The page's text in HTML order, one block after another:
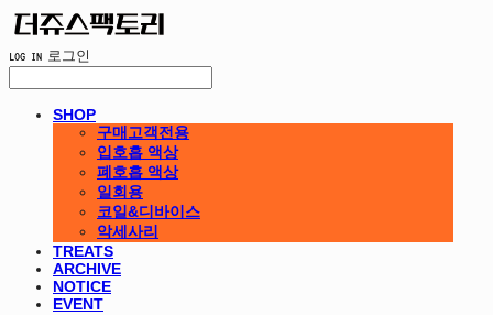
LOG IN 로그인
SHOP
구매고객전용
입호흡 액상
폐호흡 액상
일회용
코일&디바이스
악세사리
TREATS
ARCHIVE
NOTICE
EVENT